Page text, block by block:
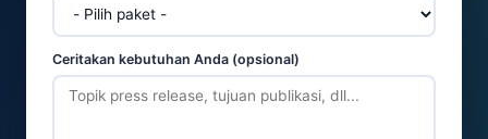
Ceritakan kebutuhan Anda (opsional)